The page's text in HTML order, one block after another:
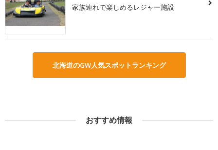
家族連れで楽しめるレジャー施設
北海道のGW人気スポットランキング
おすすめ情報